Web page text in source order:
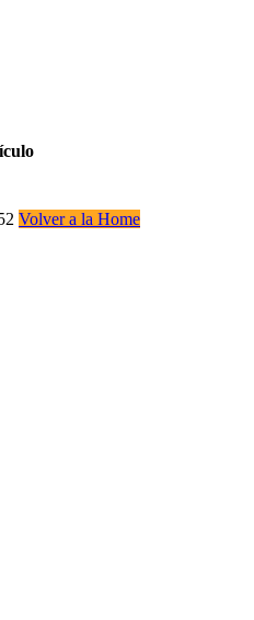
Volver a la Home